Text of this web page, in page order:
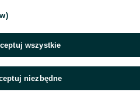
wszystkie
niezbędne